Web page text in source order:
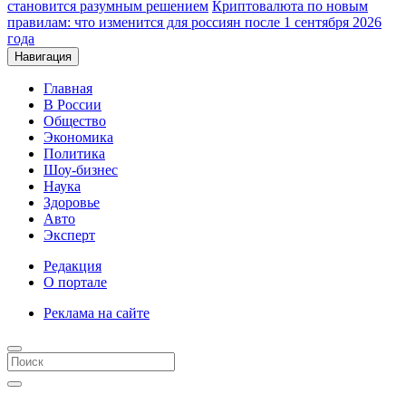
становится разумным решением Криптовалюта по новым
правилам: что изменится для россиян после 1 сентября 2026
года
Навигация
Главная
В России
Общество
Экономика
Политика
Шоу-бизнес
Наука
Здоровье
Авто
Эксперт
Редакция
О портале
Реклама на сайте